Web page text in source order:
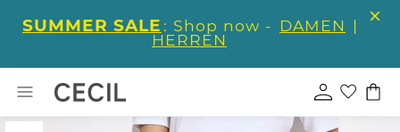
SUMMER SALE : Shop now - DAMEN |
HERREN